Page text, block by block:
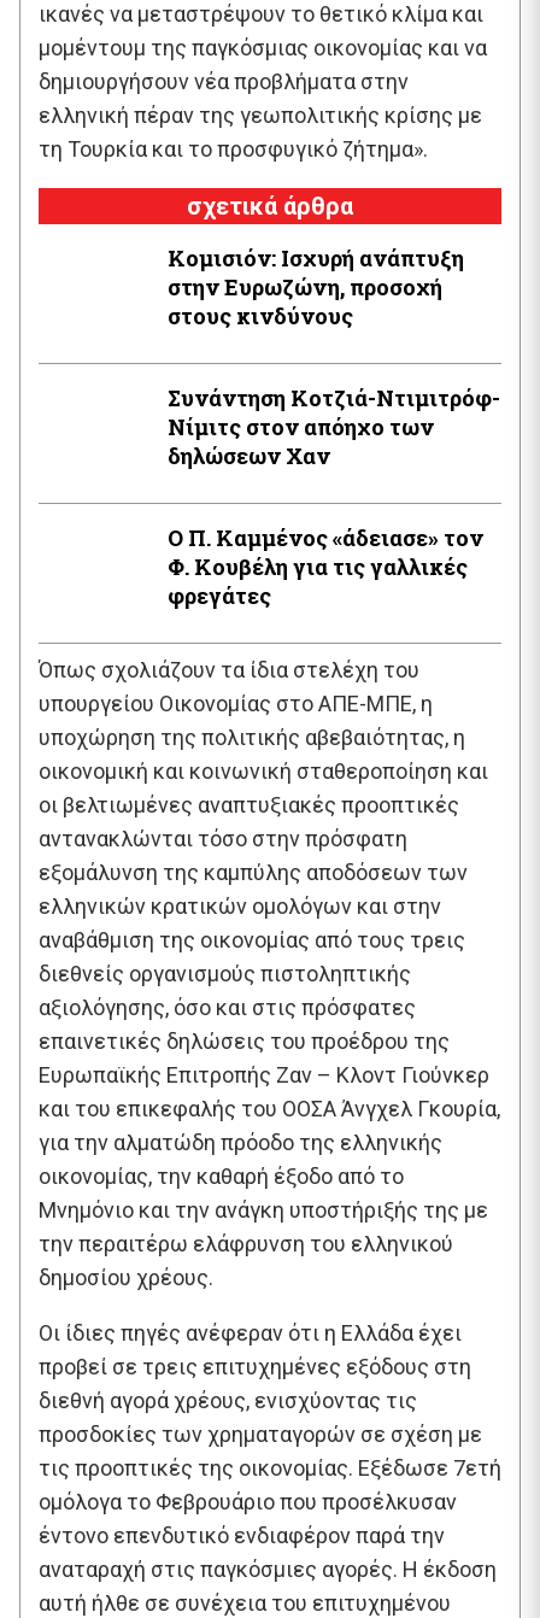
ικανές να μεταστρέψουν το θετικό κλίμα και
μομέντουμ της παγκόσμιας οικονομίας και να
δημιουργήσουν νέα προβλήματα στην
ελληνική πέραν της γεωπολιτικής κρίσης με
τη Τουρκία και το προσφυγικό ζήτημα».
σχετικά άρθρα
Κομισιόν: Ισχυρή ανάπτυξη
στην Ευρωζώνη, προσοχή
στους κινδύνους
Συνάντηση Κοτζιά-Ντιμιτρόφ-
Νίμιτς στον απόηχο των
δηλώσεων Χαν
Ο Π. Καμμένος «άδειασε» τον
Φ. Κουβέλη για τις γαλλικές
φρεγάτες
Όπως σχολιάζουν τα ίδια στελέχη του
υπουργείου Οικονομίας στο ΑΠΕ-ΜΠΕ, η
υποχώρηση της πολιτικής αβεβαιότητας, η
οικονομική και κοινωνική σταθεροποίηση και
οι βελτιωμένες αναπτυξιακές προοπτικές
αντανακλώνται τόσο στην πρόσφατη
εξομάλυνση της καμπύλης αποδόσεων των
ελληνικών κρατικών ομολόγων και στην
αναβάθμιση της οικονομίας από τους τρεις
διεθνείς οργανισμούς πιστοληπτικής
αξιολόγησης, όσο και στις πρόσφατες
επαινετικές δηλώσεις του προέδρου της
Ευρωπαϊκής Επιτροπής Ζαν – Κλοντ Γιούνκερ
και του επικεφαλής του ΟΟΣΑ Άνγχελ Γκουρία,
για την αλματώδη πρόοδο της ελληνικής
οικονομίας, την καθαρή έξοδο από το
Μνημόνιο και την ανάγκη υποστήριξής της με
την περαιτέρω ελάφρυνση του ελληνικού
δημοσίου χρέους.
Οι ίδιες πηγές ανέφεραν ότι η Ελλάδα έχει
προβεί σε τρεις επιτυχημένες εξόδους στη
διεθνή αγορά χρέους, ενισχύοντας τις
προσδοκίες των χρηματαγορών σε σχέση με
τις προοπτικές της οικονομίας. Εξέδωσε 7ετή
ομόλογα το Φεβρουάριο που προσέλκυσαν
έντονο επενδυτικό ενδιαφέρον παρά την
αναταραχή στις παγκόσμιες αγορές. Η έκδοση
αυτή ήλθε σε συνέχεια του επιτυχημένου